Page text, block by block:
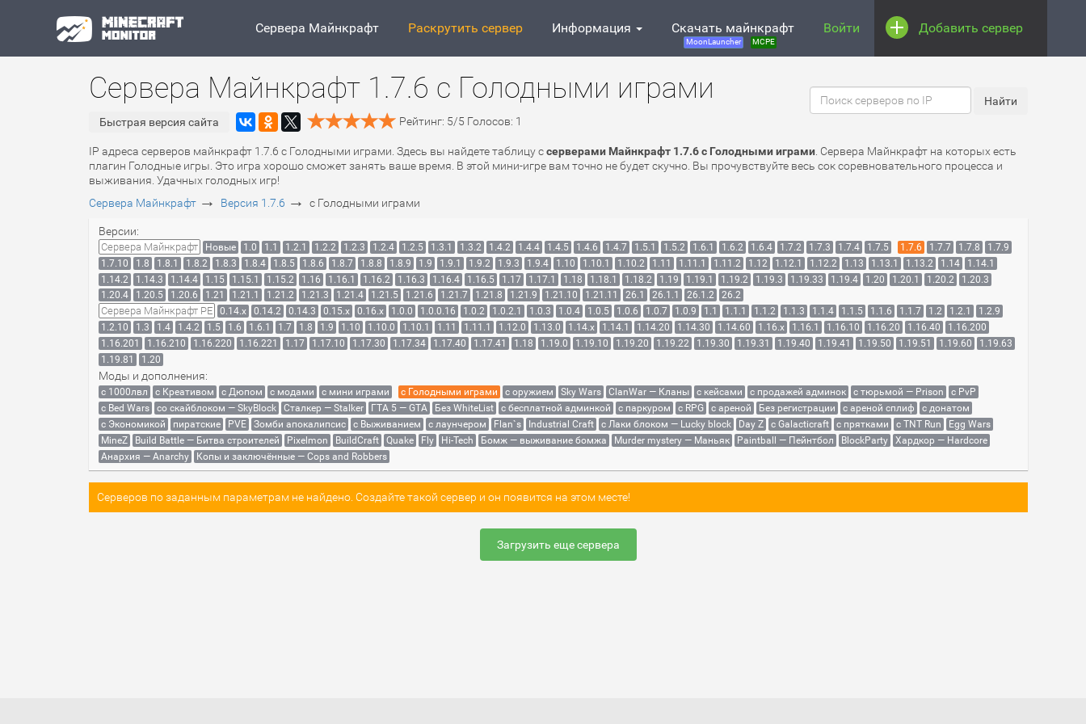
Сервера Майнкрафт Раскрутить сервер Информация Скачать майнкрафт
MoonLauncher MCPE
Войти Добавить сервер
Сервера Майнкрафт 1.7.6 с Голодными играми
Быстрая версия сайта Рейтинг: 5/5 Голосов: 1
IP адреса серверов майнкрафт 1.7.6 с Голодными играми. Здесь вы найдете таблицу ссерверами Майнкрафт 1.7.6 с Голодными играми . Сервера Майнкрафт на которых есть
плагин Голодные игры. Это игра хорошо сможет занять ваше время. В этой мини-игре вам точно не будет скучно. Вы прочувствуйте весь сок соревновательного процесса и
выживания. Удачных голодных игр!
Сервера Майнкрафт → Версия 1.7.6 → с Голодными играми
Версии:
Сервера Майнкрафт Новые 1.0 1.1 1.2.1 1.2.2 1.2.3 1.2.4 1.2.5 1.3.1 1.3.2 1.4.2 1.4.4 1.4.5 1.4.6 1.4.7 1.5.1 1.5.2 1.6.1 1.6.2 1.6.4 1.7.2 1.7.3 1.7.4 1.7.5 1.7.6 1.7.7 1.7.8
1.7.9
1.7.10
1.8 1.8.1 1.8.2 1.8.3 1.8.4 1.8.5 1.8.6 1.8.7 1.8.8 1.8.9 1.9 1.9.1 1.9.2 1.9.3 1.9.4 1.10 1.10.1 1.10.2 1.11 1.11.1 1.11.2 1.12 1.12.1 1.12.2 1.13 1.13.1 1.13.2 1.14
1.14.1
1.14.2
1.14.3 1.14.4 1.15 1.15.1 1.15.2 1.16 1.16.1 1.16.2 1.16.3 1.16.4 1.16.5 1.17 1.17.1 1.18 1.18.1 1.18.2 1.19 1.19.1 1.19.2 1.19.3 1.19.33 1.19.4 1.20 1.20.1 1.20.2
1.20.3
1.20.4
1.20.5 1.20.6 1.21 1.21.1 1.21.2 1.21.3 1.21.4 1.21.5 1.21.6 1.21.7 1.21.8 1.21.9 1.21.10 1.21.11 26.1 26.1.1 26.1.2 26.2
Сервера Майнкрафт PE 0.14.x 0.14.2 0.14.3 0.15.x 0.16.x 1.0.0 1.0.0.16 1.0.2 1.0.2.1 1.0.3 1.0.4 1.0.5 1.0.6 1.0.7 1.0.9 1.1 1.1.1 1.1.2 1.1.3 1.1.4 1.1.5 1.1.6 1.1.7 1.2 1.2.1
1.2.9
1.2.10
1.3 1.4 1.4.2 1.5 1.6 1.6.1 1.7 1.8 1.9 1.10 1.10.0 1.10.1 1.11 1.11.1 1.12.0 1.13.0 1.14.x 1.14.1 1.14.20 1.14.30 1.14.60 1.16.x 1.16.1 1.16.10 1.16.20 1.16.40
1.16.200
1.16.201
1.16.210 1.16.220 1.16.221 1.17 1.17.10 1.17.30 1.17.34 1.17.40 1.17.41 1.18 1.19.0 1.19.10 1.19.20 1.19.22 1.19.30 1.19.31 1.19.40 1.19.41 1.19.50 1.19.51 1.19.60
1.19.63
1.19.81
1.20
Моды и дополнения:
с 1000лвл c Креативом с Дюпом с модами с мини играми с Голодными играми с оружием Sky Wars ClanWar — Кланы с кейсами с продажей админок с тюрьмой — Prison
с PvP
с Bed Wars
со скайблоком — SkyBlock Сталкер — Stalker ГТА 5 — GTA Без WhiteList с бесплатной админкой с паркуром с RPG с ареной Без регистрации с ареной сплиф
с донатом
с Экономикой
пиратские PVE Зомби апокалипсис с Выживанием с лаунчером Flan`s Industrial Craft с Лаки блоком — Lucky block Day Z с Galacticraft с прятками с TNT Run
Egg Wars
MineZ
Build Battle — Битва строителей Pixelmon BuildCraft Quake Fly Hi-Tech Бомж — выживание бомжа Murder mystery — Маньяк Paintball — Пейнтбол BlockParty
Хардкор — Hardcore
Анархия — Anarchy
Копы и заключённые — Cops and Robbers
Серверов по заданным параметрам не найдено. Создайте такой сервер и он появится на этом месте!
Загрузить еще сервера